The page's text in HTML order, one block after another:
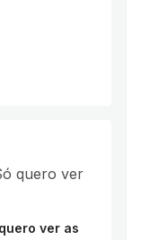
quero ver
ver as